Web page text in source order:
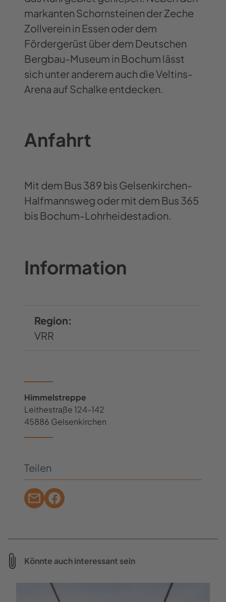
markanten Schornsteinen der Zeche
Zollverein in Essen oder dem
Fördergerüst über dem Deutschen
Bergbau-Museum in Bochum lässt
sich unter anderem auch die Veltins-
Arena auf Schalke entdecken.
Anfahrt
Mit dem Bus 389 bis Gelsenkirchen-
Halfmannsweg oder mit dem Bus 365
bis Bochum-Lohrheidestadion.
Information
Region:
VRR
Himmelstreppe
Leithestraße 124-142
45886 Gelsenkirchen
Teilen
Könnte auch interessant sein